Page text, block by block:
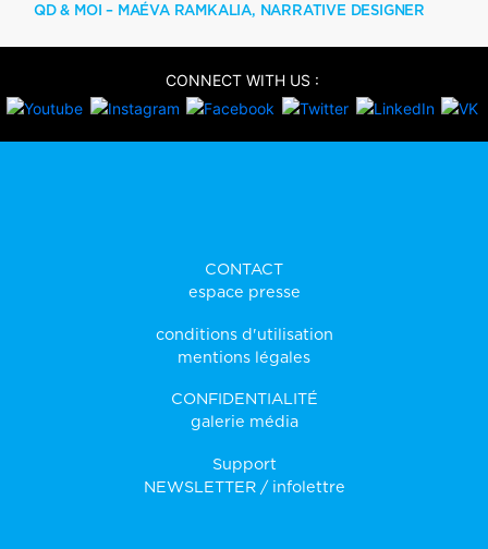
QD & MOI – MAÉVA RAMKALIA, NARRATIVE DESIGNER
CONNECT WITH US :
CONTACT
espace presse
conditions d'utilisation
mentions légales
CONFIDENTIALITÉ
galerie média
Support
NEWSLETTER / infolettre